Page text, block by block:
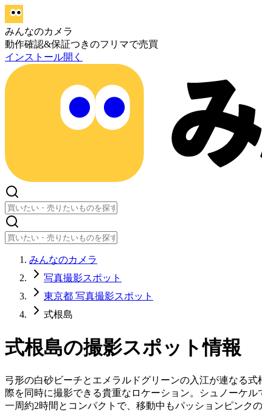
みんなのカメラ
動作確認&保証つきのフリマで売買
インストール開く
みんなのカメラ
写真撮影スポット
東京都 写真撮影スポット
式根島
式根島の撮影スポット情報
弓形の白砂ビーチとエメラルドグリーンの入江が連なる
際を同時に撮影できる貴重なロケーション。シュノーケ
一周約2時間とコンパクトで、移動中もパッションピンク